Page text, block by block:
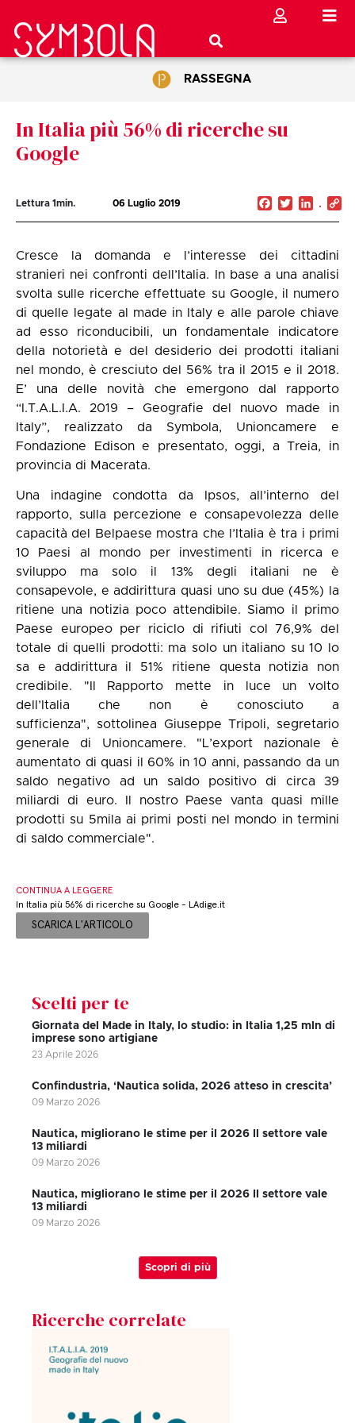
RASSEGNA
In Italia più 56% di ricerche su
Google
Lettura 1min. 06 Luglio 2019 Facebook
Twitter
Cresce la domanda e l’interesse dei cittadini
stranieri nei confronti dell’Italia. In base a una analisi
svolta sulle ricerche effettuate su Google, il numero
di quelle legate al made in Italy e alle parole chiave
ad esso riconducibili, un fondamentale indicatore
della notorietà e del desiderio dei prodotti italiani
nel mondo, è cresciuto del 56% tra il 2015 e il 2018.
E’ una delle novità che emergono dal rapporto
“I.T.A.L.I.A. 2019 – Geografie del nuovo made in
Italy”, realizzato da Symbola, Unioncamere e
Fondazione Edison e presentato, oggi, a Treia, in
provincia di Macerata.
Una indagine condotta da Ipsos, all’interno del
rapporto, sulla percezione e consapevolezza delle
capacità del Belpaese mostra che l’Italia è tra i primi
10 Paesi al mondo per investimenti in ricerca e
sviluppo ma solo il 13% degli italiani ne è
consapevole, e addirittura quasi uno su due (45%) la
ritiene una notizia poco attendibile. Siamo il primo
Paese europeo per riciclo di rifiuti col 76,9% del
totale di quelli prodotti: ma solo un italiano su 10 lo
sa e addirittura il 51% ritiene questa notizia non
credibile. "Il Rapporto mette in luce un volto
dell’Italia che non è conosciuto a
sufficienza", sottolinea Giuseppe Tripoli, segretario
generale di Unioncamere. "L’export nazionale è
aumentato di quasi il 60% in 10 anni, passando da un
saldo negativo ad un saldo positivo di circa 39
miliardi di euro. Il nostro Paese vanta quasi mille
prodotti su 5mila ai primi posti nel mondo in termini
di saldo commerciale".
CONTINUA A LEGGERE
In Italia più 56% di ricerche su Google - LAdige.it
SCARICA L'ARTICOLO
Scelti per te
Giornata del Made in Italy, lo studio: in Italia 1,25 mln di
imprese sono artigiane
23 Aprile 2026
Confindustria, ‘Nautica solida, 2026 atteso in crescita’
09 Marzo 2026
Nautica, migliorano le stime per il 2026 Il settore vale
13 miliardi
09 Marzo 2026
Nautica, migliorano le stime per il 2026 Il settore vale
13 miliardi
09 Marzo 2026
Scopri di più
Ricerche correlate